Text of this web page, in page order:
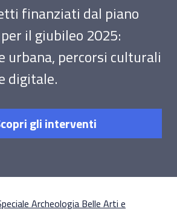
finanziati dal piano
il giubileo 2025:
urbana, percorsi culturali
digitale.
gli interventi